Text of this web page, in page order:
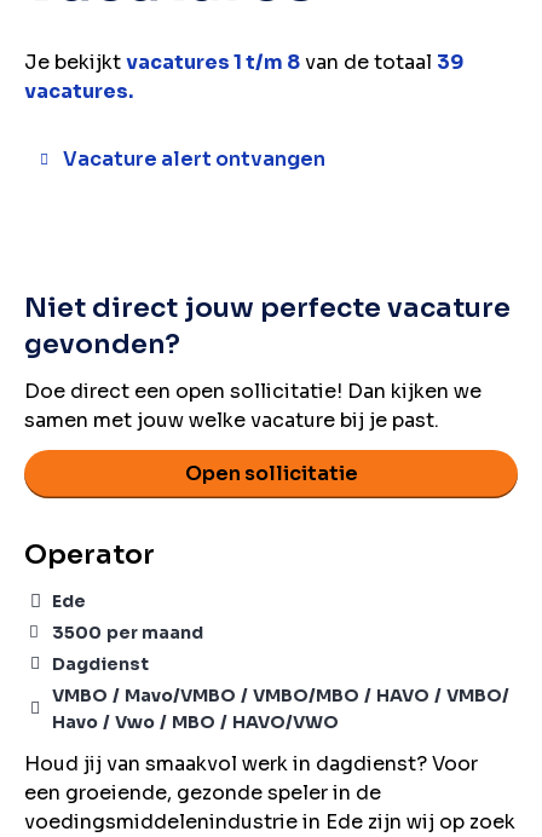
Je bekijktvacatures 1 t/m 8van de totaal 39
vacatures.
Vacature alert ontvangen
Niet direct jouw perfecte vacature
gevonden?
Doe direct een open sollicitatie! Dan kijken we
samen met jouw welke vacature bij je past.
Open sollicitatie
Operator
Ede
3500 per maand
Dagdienst
VMBO
Mavo/VMBO VMBO/MBO HAVO
VMBO/
Havo
Vwo MBO HAVO/VWO
Houd jij van smaakvol werk in dagdienst? Voor
een groeiende, gezonde speler in de
voedingsmiddelenindustrie in Ede zijn wij op zoek